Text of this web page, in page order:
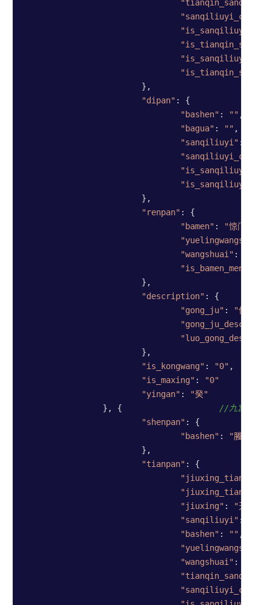
"dipan" : {
"bashen" : "" ,
"bagua" : "" ,
"sanqiliuyi" :
"renpan" : {
"bamen" : "惊门"
"yuelingwangshuai"
"wangshuai" :
"is_bamen_menpo"
"description" : {
"gong_ju" : "伏吟局"
"gong_ju_desc"
"luo_gong_desc"
"is_kongwang" : "0" ,
"is_maxing" : "0"
"yingan" : "癸"
		}, {
//九宫宫盘7
"shenpan" : {
"bashen" :
"螣蛇"
"tianpan" : {
"jiuxing_tianqin"
"jiuxing" : "天英"
"sanqiliuyi" :
"bashen" : "" ,
"yuelingwangshuai"
"wangshuai" :